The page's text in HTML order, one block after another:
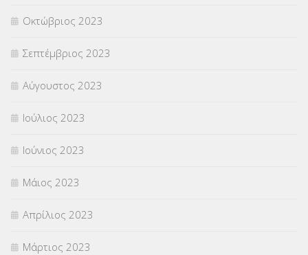
Οκτώβριος 2023
Σεπτέμβριος 2023
Αύγουστος 2023
Ιούλιος 2023
Ιούνιος 2023
Μάιος 2023
Απρίλιος 2023
Μάρτιος 2023